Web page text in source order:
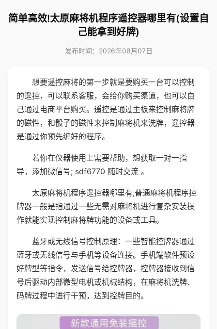
简单高效!太原麻将机程序遥控器哪里有(设置自
己能拿到好牌)
发布时间：2026年08月07日
想要遥控麻将的第一步就是要购买一台可以控制
的遥控，可以联系客服，会给你购买渠道，也可以自
己通过电商平台购买。遥控是通过主板来控制麻将牌
的磁性，和骰子的磁性来控制麻将机来洗牌，遥控器
是通过你预先编好的程序。
若你在仪器使用上需要帮助，想获取一对一指
导，添加微信号; sdf6770 随时交流 。
太原麻将机程序遥控器哪里有;普通麻将机程序控
牌器一般是指通过一些无需对麻将机进行复杂安装操
作就能实现控制麻将牌功能的设备或工具。
蓝牙或无线信号控制原理：一些智能控牌器通过
蓝牙或无线信号与手机等设备连接。手机端软件预设
好牌型等指令，发送信号给控牌器，控牌器接收到信
号后驱动内部微型电机或机械结构，在麻将机洗牌、
码牌过程中进行干预，达到控牌目的。